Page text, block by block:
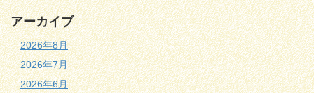
アーカイブ
2026年8月
2026年7月
2026年6月